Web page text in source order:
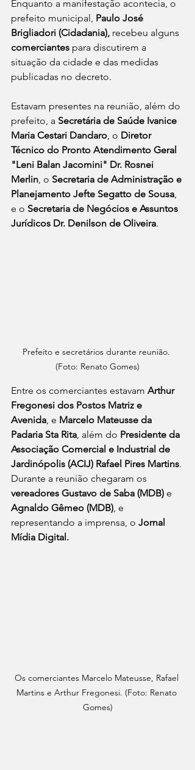
Enquanto a manifestação acontecia, o
prefeito municipal, Paulo José
Brigliadori (Cidadania), recebeu alguns
comerciantes para discutirem a
situação da cidade e das medidas
publicadas no decreto.
Estavam presentes na reunião, além do
prefeito, a Secretária de Saúde Ivanice
Maria Cestari Dandaro, o Diretor
Técnico do Pronto Atendimento Geral
"Leni Balan Jacomini" Dr. Rosnei
Merlin, o Secretaria de Administração e
Planejamento Jefte Segatto de Sousa,
e o Secretaria de Negócios e Assuntos
Jurídicos Dr. Denilson de Oliveira.
Prefeito e secretários durante reunião.
(Foto: Renato Gomes)
Entre os comerciantes estavam Arthur
Fregonesi dos Postos Matriz e
Avenida, e Marcelo Mateusse da
Padaria Sta Rita, além do Presidente da
Associação Comercial e Industrial de
Jardinópolis (ACIJ) Rafael Pires Martins.
Durante a reunião chegaram os
vereadores Gustavo de Saba (MDB) e
Agnaldo Gêmeo (MDB), e
representando a imprensa, o Jornal
Mídia Digital.
Os comerciantes Marcelo Mateusse, Rafael
Martins e Arthur Fregonesi. (Foto: Renato
Gomes)